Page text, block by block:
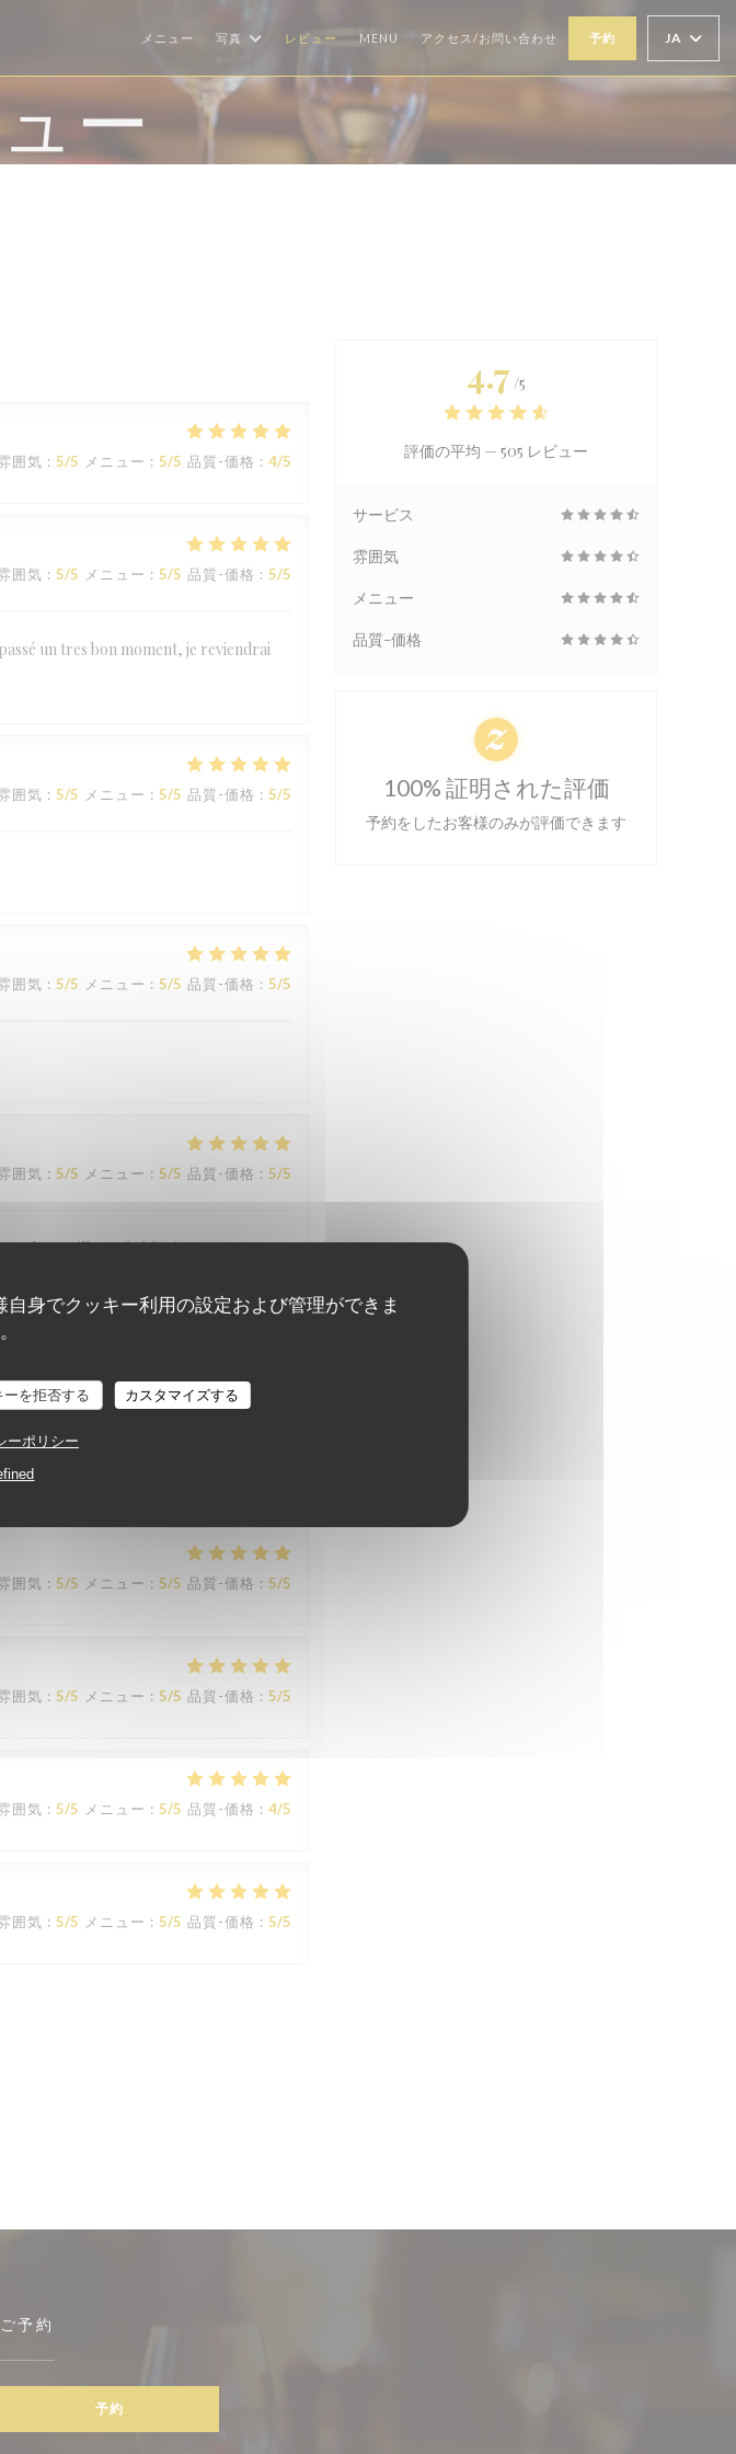
身でクッキー利用の設定および管理ができま
を拒否する カスタマイズする
ーポリシー
メニュー 写真 レビュー MENU ((新しいウィンドウで開きます))
アクセス/お問い合わせ 予約 JA
ー
囲気 : 5/5 メニュー : 5/5 品質-価格 : 4/5
囲気 : 5/5 メニュー : 5/5 品質-価格 : 5/5
un tres bon moment, je reviendrai
囲気 : 5/5 メニュー : 5/5 品質-価格 : 5/5
囲気 : 5/5 メニュー : 5/5 品質-価格 : 5/5
囲気 : 5/5 メニュー : 5/5 品質-価格 : 5/5
et la gentillesse de l'équipe sont
囲気: 3/5 メニュー: 2/5 品質-価格
囲気 : 5/5 メニュー : 5/5 品質-価格 : 5/5
囲気 : 5/5 メニュー : 5/5 品質-価格 : 5/5
囲気 : 5/5 メニュー : 5/5 品質-価格 : 4/5
囲気 : 5/5 メニュー : 5/5 品質-価格 : 5/5
4.7 /5
評価の平均 — 505 レビュー
サービス
雰囲気
メニュー
品質-価格
100% 証明された評価
予約をしたお客様のみが評価できます
ご予約
予約
GUSTO